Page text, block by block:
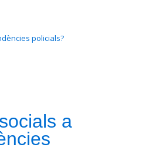
policials?
a